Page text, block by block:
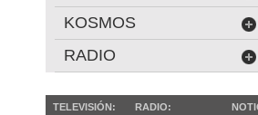
KOSMOS
RADIO
TELEVISIÓN:
RADIO: